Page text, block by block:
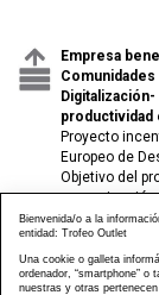
Empresa
Comunidades
productividad
Proyecto
Europeo de
Objetivo del
comunicación
electrónico de
Bienvenida/o a la
entidad: Trofeo Outlet
Una cookie o galleta
ordenador, “smartphone”
nuestras y otras